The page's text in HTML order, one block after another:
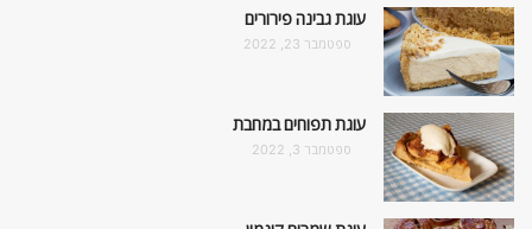
עוגת גבינה פירורים
ספטמבר 23, 2022
עוגת תפוחים במחבת
ספטמבר 3, 2022